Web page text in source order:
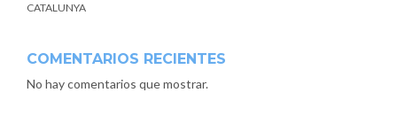
CATALUNYA
COMENTARIOS RECIENTES
No hay comentarios que mostrar.